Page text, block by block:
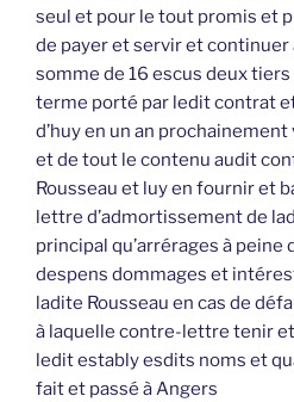
seul et pour le tout promis et
de payer et servir et continuer
somme de 16 escus deux
terme porté par ledit contrat
d’huy en un an
et de tout le contenu audit
Rousseau et luy en fournir et
lettre d’admortissement de
principal qu’arrérages à
despens dommages et
ladite Rousseau en cas de
à laquelle contre-lettre tenir
ledit estably esdits noms et
fait et passé à Angers